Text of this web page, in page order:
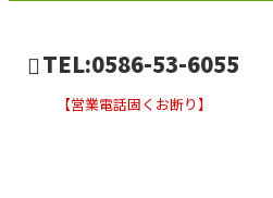
TEL:0586-53-6055
【営業電話固くお断り】